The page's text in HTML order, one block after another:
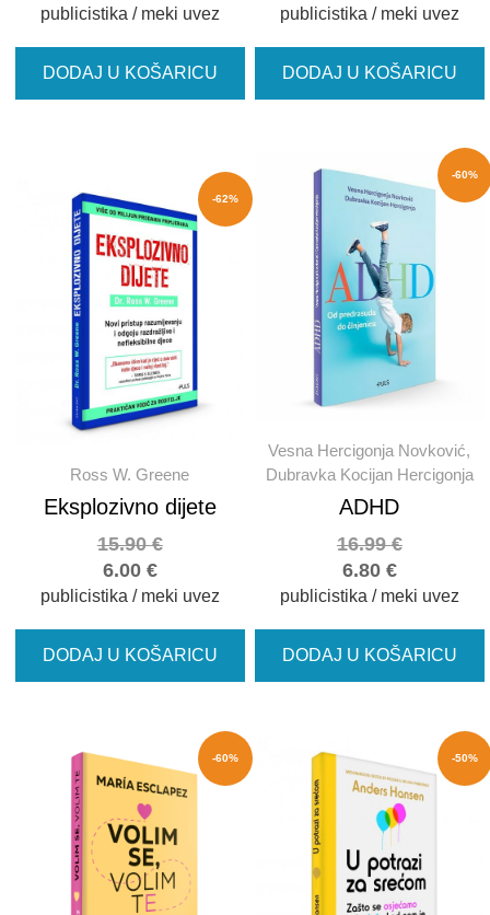
publicistika / meki uvez
DODAJ U KOŠARICU
publicistika / meki uvez
DODAJ U KOŠARICU
-62%
Ross W. Greene
Eksplozivno dijete
6.00 €
15.90€
publicistika / meki uvez
DODAJ U KOŠARICU
-60%
Vesna Hercigonja Novković,
Dubravka Kocijan Hercigonja
ADHD
6.80 €
16.99€
publicistika / meki uvez
DODAJ U KOŠARICU
-60% -50%